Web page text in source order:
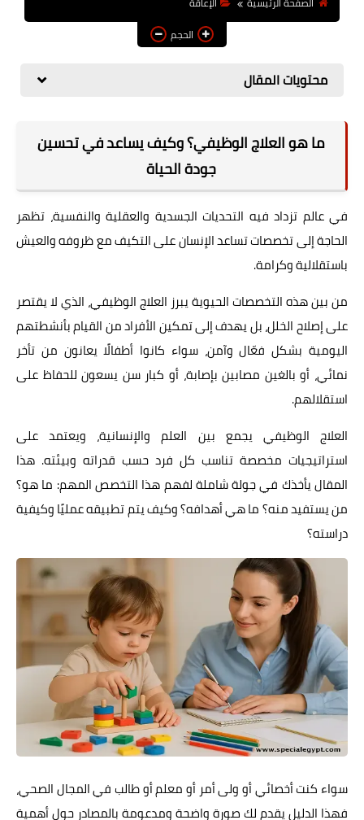
مقاييس الحجم
محتويات المقال
ما هو العلاج الوظيفي؟ وكيف يساعد في تحسين
جودة الحياة
في عالم تزداد فيه التحديات الجسدية والعقلية والنفسية، تظهر
الحاجة إلى تخصصات تساعد الإنسان على التكيف مع ظروفه والعيش
باستقلالية وكرامة.
من بين هذه التخصصات الحيوية يبرز العلاج الوظيفي، الذي لا يقتصر
على إصلاح الخلل، بل يهدف إلى تمكين الأفراد من القيام بأنشطتهم
اليومية بشكل فعّال وآمن، سواء كانوا أطفالًا يعانون من تأخر
نمائي، أو بالغين مصابين بإصابة، أو كبار سن يسعون للحفاظ على
استقلالهم.
العلاج الوظيفي يجمع بين العلم والإنسانية، ويعتمد على
استراتيجيات مخصصة تناسب كل فرد حسب قدراته وبيئته. هذا
المقال يأخذك في جولة شاملة لفهم هذا التخصص المهم: ما هو؟
من يستفيد منه؟ ما هي أهدافه؟ وكيف يتم تطبيقه عمليًا وكيفية
دراسته؟
سواء كنت أخصائي أو ولى أمر أو معلم أو طالب في المجال الصحي،
فهذا الدليل يقدم لك صورة واضحة ومدعومة بالمصادر حول أهمية